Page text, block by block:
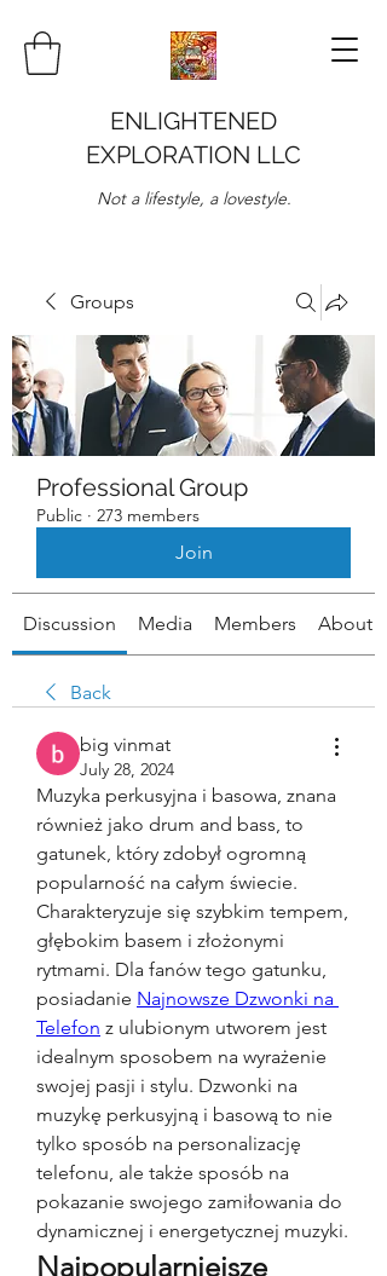
ENLIGHTENED
EXPLORATION LLC
Not a lifestyle, a lovestyle.
Groups
Professional Group
Public · 273 members
Join
Discussion Media Members About
Back
big vinmat
July 28, 2024
Muzyka perkusyjna i basowa, znana
również jako drum and bass, to
gatunek, który zdobył ogromną
popularność na całym świecie.
Charakteryzuje się szybkim tempem,
głębokim basem i złożonymi
rytmami. Dla fanów tego gatunku,
posiadanie Najnowsze Dzwonki na
Telefon z ulubionym utworem jest
idealnym sposobem na wyrażenie
swojej pasji i stylu. Dzwonki na
muzykę perkusyjną i basową to nie
tylko sposób na personalizację
telefonu, ale także sposób na
pokazanie swojego zamiłowania do
dynamicznej i energetycznej muzyki.
Najpopularniejsze